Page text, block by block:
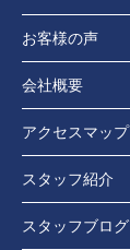
お客様の声
会社概要
アクセスマップ
スタッフ紹介
スタッフブログ